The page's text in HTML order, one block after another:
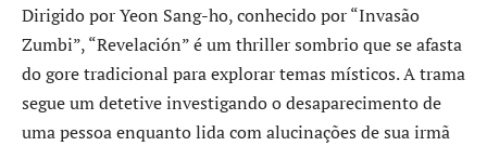
Dirigido por Yeon Sang-ho, conhecido por “Invasão
Zumbi”, “Revelación” é um thriller sombrio que se afasta
do gore tradicional para explorar temas místicos. A trama
segue um detetive investigando o desaparecimento de
uma pessoa enquanto lida com alucinações de sua irmã